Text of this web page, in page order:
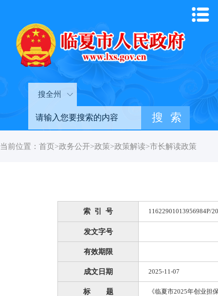
搜全州
当前位置： 首页>政务公开>政策>政策解读>市长解读政策
索 引 号 11622901013956984P/
发文字号
有效期限
成文日期 2025-11-07
标 题 《临夏市2025年创业担